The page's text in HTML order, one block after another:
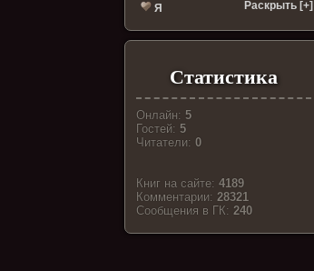
Я Раскрыть [+]
Статистика
Онлайн: 5
Гостей: 5
Читатели: 0
Книг на сайте: 4189
Комментарии: 28321
Cообщения в ГК: 240